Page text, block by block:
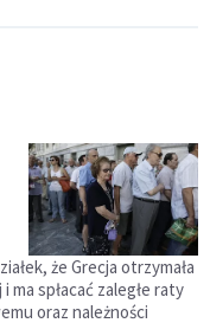
że Grecja otrzymała
spłacać zaległe raty
oraz należności